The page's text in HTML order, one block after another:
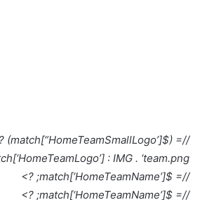
: IMG . ‘team.png’; ?>
//= $match[‘HomeTeamName’]; ?>
//= $match[‘HomeTeamName’]; ?>